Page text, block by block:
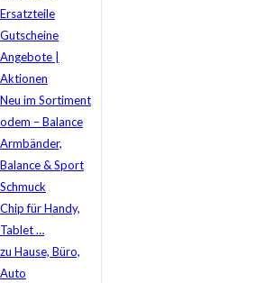
Ersatzteile
Gutscheine
Angebote |
Aktionen
Neu im Sortiment
odem – Balance
Armbänder,
Balance & Sport
Schmuck
Chip für Handy,
Tablet …
zu Hause, Büro,
Auto